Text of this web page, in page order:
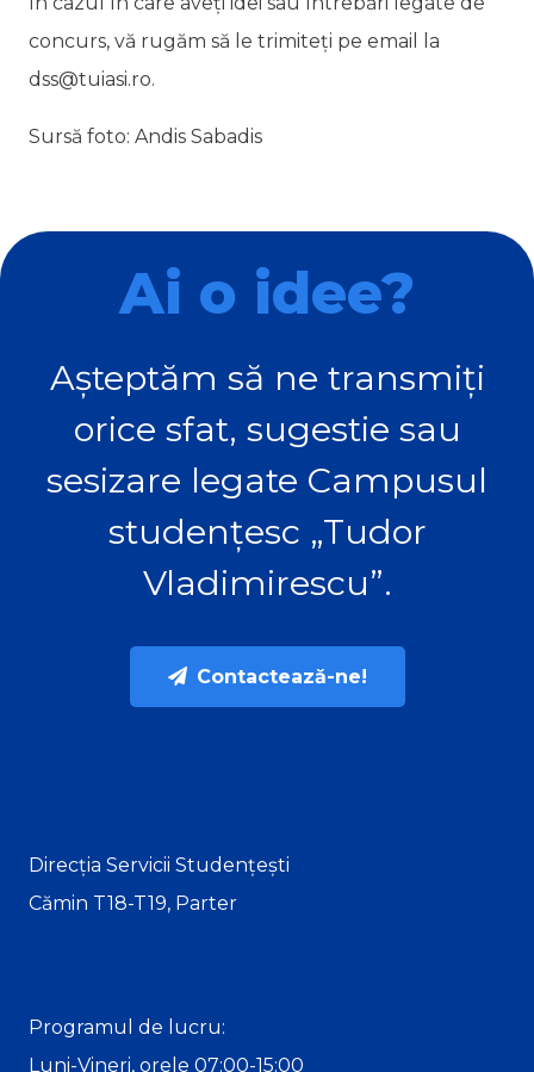
concurs, vă rugăm să le trimiteți pe email la
dss@tuiasi.ro.
Sursă foto: Andis Sabadis
Ai o idee?
Așteptăm să ne transmiți
orice sfat, sugestie sau
sesizare legate Campusul
studențesc „Tudor
Vladimirescu”.
Contactează-ne!
Direcția Servicii Studențești
Cămin T18-T19, Parter
Programul de lucru:
Luni-Vineri, orele 07:00-15:00